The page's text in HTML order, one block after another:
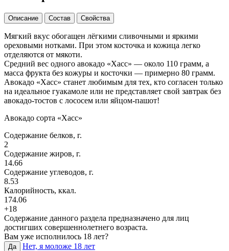
Описание Состав Свойства
Мягкий вкус обогащен лёгкими сливочными и яркими
ореховыми нотками. При этом косточка и кожица легко
отделяются от мякоти.
Средний вес одного авокадо «Хасс» — около 110 грамм, а
масса фрукта без кожуры и косточки — примерно 80 грамм.
Авокадо «Хасс» станет любимым для тех, кто согласен только
на идеальное гуакамоле или не представляет свой завтрак без
авокадо-тостов с лососем или яйцом-пашот!
Авокадо сорта «Хасс»
Содержание белков, г.
2
Содержание жиров, г.
14.66
Содержание углеводов, г.
8.53
Калорийность, ккал.
174.06
+18
Содержание данного раздела предназначено для лиц
достигших совершеннолетнего возраста.
Вам уже исполнилось 18 лет?
Да
Нет, я моложе 18 лет